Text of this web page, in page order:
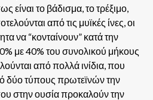
είναι το βάδισμα, το τρέξιμο,
από τις μυϊκές ίνες, οι
να “κονταίνουν” κατά την
με 40% του συνολικού μήκους
από πολλά ινίδια, που
δύο τύπους πρωτεϊνών την
στην ουσία προκαλούν την